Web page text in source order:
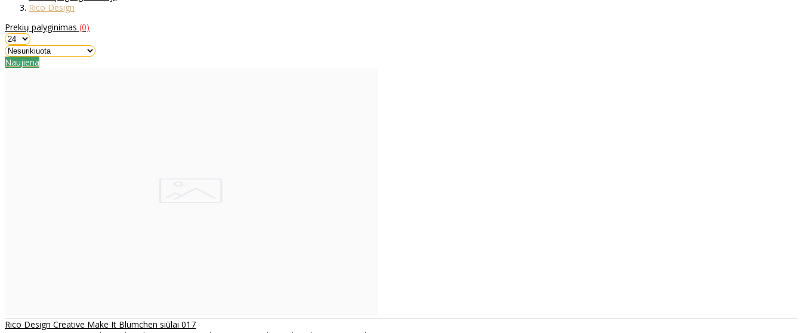
Rico Design
Prekių palyginimas (0)
Naujiena
Rico Design Creative Make It Blümchen siūlai 017